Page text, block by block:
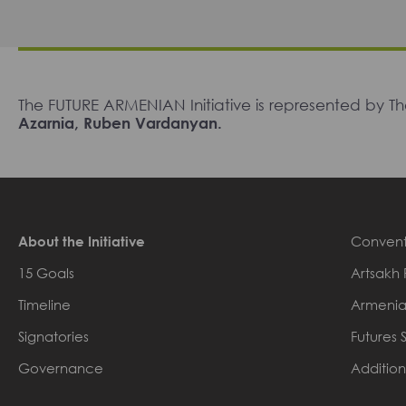
The FUTURE ARMENIAN Initiative is represented by
Azarnia, Ruben Vardanyan.
About the Initiative
15 Goals
Timeline
Signatories
Governance
Artsakh
Futures